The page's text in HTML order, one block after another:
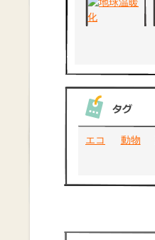
エコ 動物